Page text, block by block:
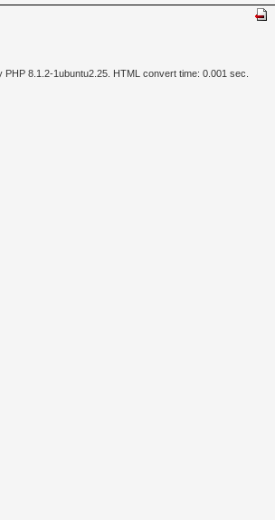
PHP 8.1.2-1ubuntu2.25. HTML convert time: 0.001 sec.